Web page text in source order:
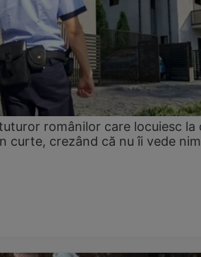
românilor care locuiesc la
curte, crezând că nu îi vede